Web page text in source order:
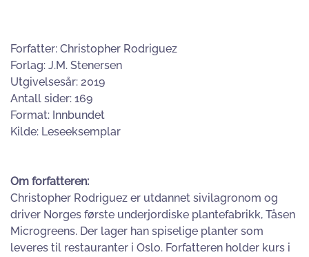
Forfatter: Christopher Rodriguez
Forlag: J.M. Stenersen
Utgivelsesår: 2019
Antall sider: 169
Format: Innbundet
Kilde: Leseeksemplar
Om forfatteren:
Christopher Rodriguez er utdannet sivilagronom og
driver Norges første underjordiske plantefabrikk, Tåsen
Microgreens. Der lager han spiselige planter som
leveres til restauranter i Oslo. Forfatteren holder kurs i